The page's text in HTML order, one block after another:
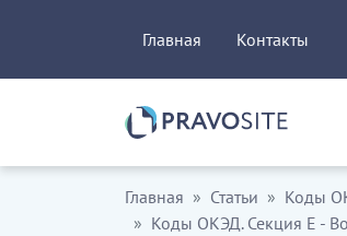
Главная Контакты
Главная Статьи
Коды
Коды ОКЭД. Секция Е -